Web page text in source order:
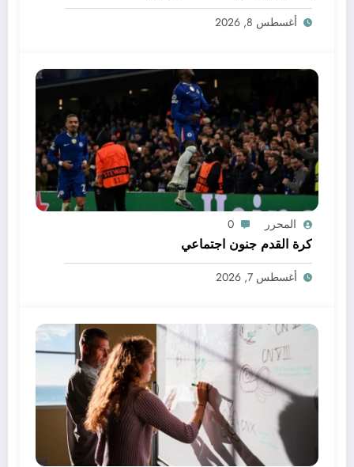
أغسطس 8, 2026
المحرر 0
كرة القدم جنون اجتماعي
أغسطس 7, 2026